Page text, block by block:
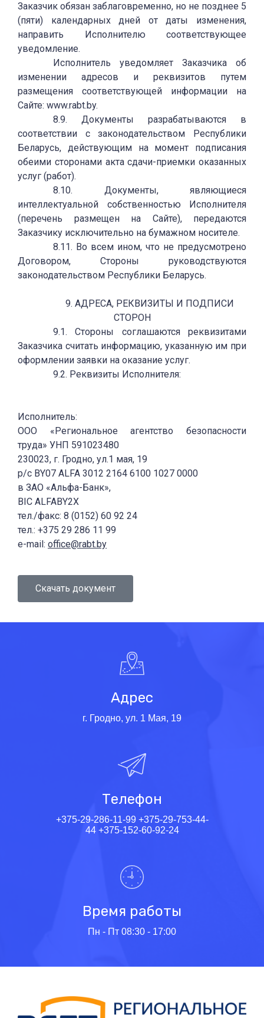
Заказчик обязан заблаговременно, но не позднее 5
(пяти) календарных дней от даты изменения,
направить Исполнителю соответствующее
уведомление.
Исполнитель уведомляет Заказчика об
изменении адресов и реквизитов путем
размещения соответствующей информации на
Сайте: www.rabt.by.
8.9. Документы разрабатываются в
соответствии с законодательством Республики
Беларусь, действующим на момент подписания
обеими сторонами акта сдачи-приемки оказанных
услуг (работ).
8.10. Документы, являющиеся
интеллектуальной собственностью Исполнителя
(перечень размещен на Сайте), передаются
Заказчику исключительно на бумажном носителе.
8.11. Во всем ином, что не предусмотрено
Договором, Стороны руководствуются
законодательством Республики Беларусь.
9. АДРЕСА, РЕКВИЗИТЫ И ПОДПИСИ
СТОРОН
9.1. Стороны соглашаются реквизитами
Заказчика считать информацию, указанную им при
оформлении заявки на оказание услуг.
9.2. Реквизиты Исполнителя:
Исполнитель:
ООО «Региональное агентство безопасности
труда» УНП 591023480
230023, г. Гродно, ул.1 мая, 19
р/с BY07 ALFA 3012 2164 6100 1027 0000
в ЗАО «Альфа-Банк»,
BIC ALFABY2X
тел./факс: 8 (0152) 60 92 24
тел.: +375 29 286 11 99
e-mail: office@rabt.by
Скачать документ
Адрес
г. Гродно, ул. 1 Мая, 19
Телефон
+375-29-286-11-99 +375-29-753-44-
44 +375-152-60-92-24
Время работы
Пн - Пт 08:30 - 17:00